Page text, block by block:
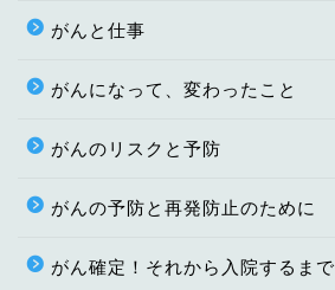
がんと仕事
がんになって、変わったこと
がんのリスクと予防
がんの予防と再発防止のために
がん確定！それから入院するまで